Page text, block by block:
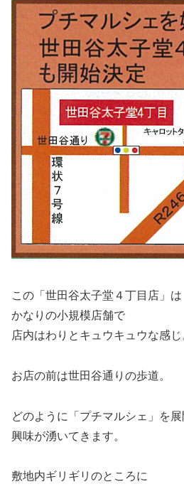
この「世田谷太子堂４丁目店」は
かなりの小規模店舗で
店内はわりとキュウキュウな感じ
お店の前は世田谷通りの歩道。
どのように「プチマルシェ」を
興味が湧いてきます。
敷地内ギリギリのところに